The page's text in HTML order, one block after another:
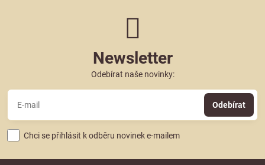
Newsletter
Odebírat naše novinky:
Odebírat
Chci se přihlásit k odběru novinek e-mailem